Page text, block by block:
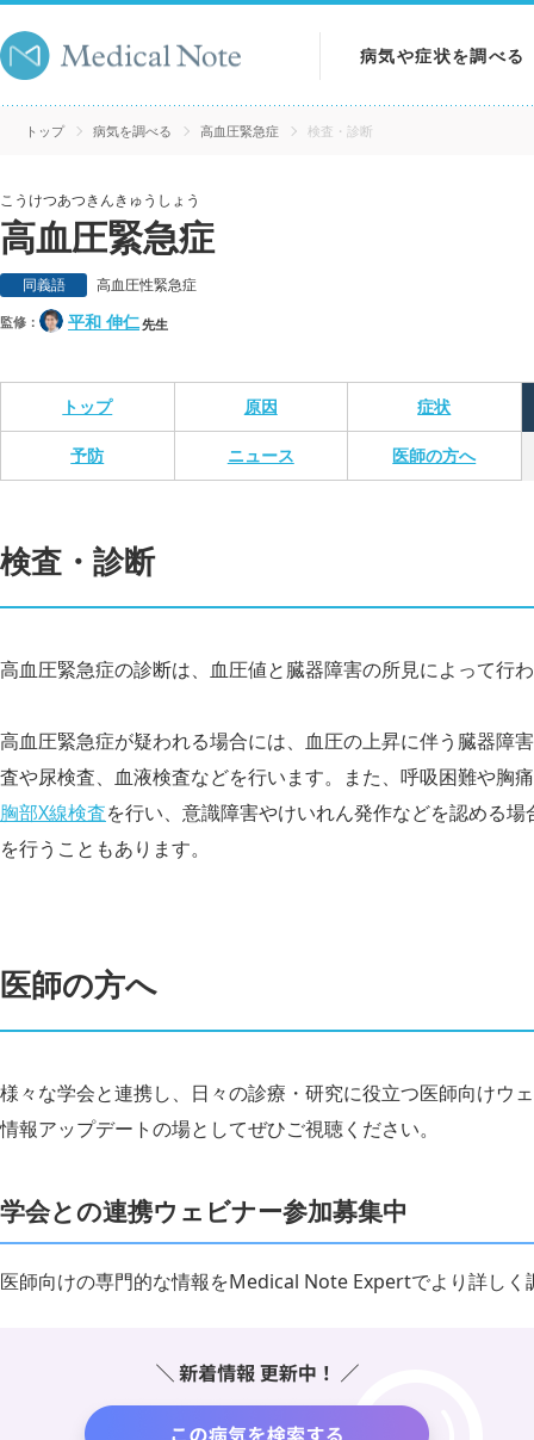
病気や症状を調べる
病気を調べる
トップ 病気を調べる 高血圧緊急症 検査・診断
こうけつあつきんきゅうしょう
高血圧緊急症
同義語 高血圧性緊急症
監修： 平和 伸仁先生
トップ 原因 症状
予防 ニュース 医師の方へ
検査・診断
高血圧緊急症の診断は、血圧値と臓器障害の所見によって行
高血圧緊急症が疑われる場合には、血圧の上昇に伴う臓器障
査や尿検査、血液検査などを行います。また、呼吸困難や胸
胸部X線検査を行い、意識障害やけいれん発作などを認める
を行うこともあります。
医師の方へ
様々な学会と連携し、日々の診療・研究に役立つ医師向けウ
情報アップデートの場としてぜひご視聴ください。
学会との連携ウェビナー参加募集中
医師向けの専門的な情報をMedical Note Expertでより詳しく